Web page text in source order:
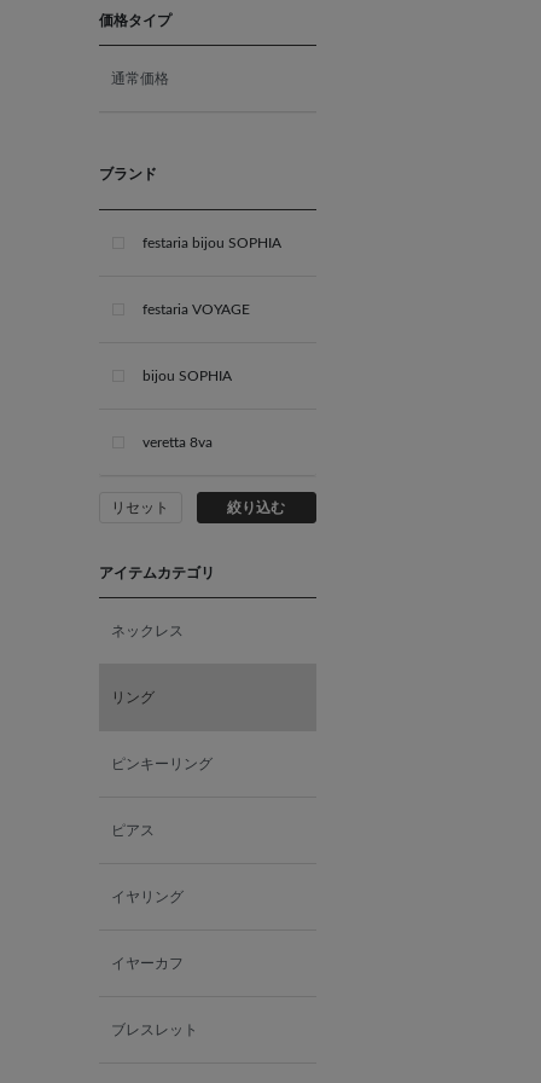
11月 ブルートパーズ
12月 タンザナイト
価格タイプ
通常価格
ブランド
festaria bijou SOPHIA
festaria VOYAGE
bijou SOPHIA
veretta 8va
リセット 絞り込む
アイテムカテゴリ
ネックレス
リング
ピンキーリング
ピアス
イヤリング
イヤーカフ
ブレスレット